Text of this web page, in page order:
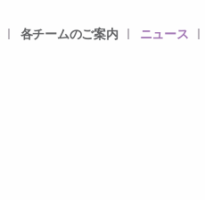
各チームのご案内 ニュース